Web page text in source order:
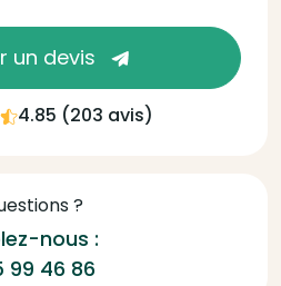
un devis
4.85 (203 avis)
?
nous :
99 46 86